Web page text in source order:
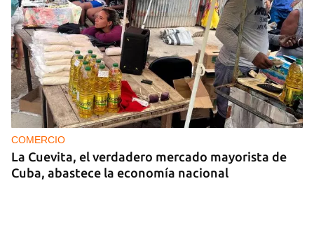
COMERCIO
La Cuevita, el verdadero mercado mayorista de
Cuba, abastece la economía nacional